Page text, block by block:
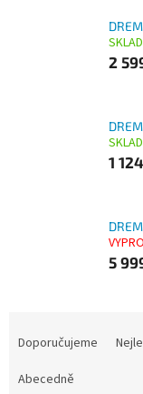
2
1
5
Doporučujeme
Abecedně